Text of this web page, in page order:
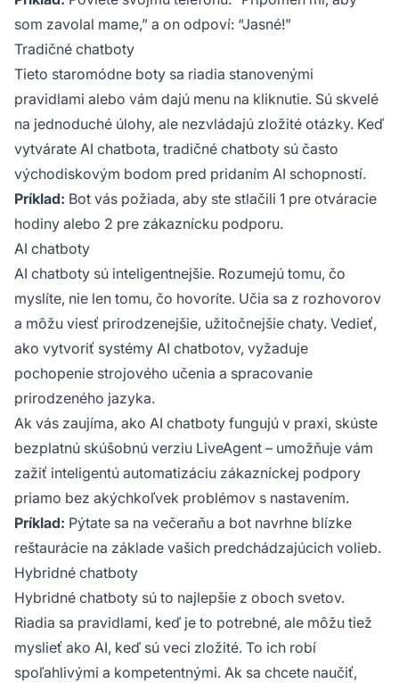
som zavolal mame,” a on odpoví: “Jasné!”
Tradičné chatboty
Tieto staromódne boty sa riadia stanovenými
pravidlami alebo vám dajú menu na kliknutie. Sú skvelé
na jednoduché úlohy, ale nezvládajú zložité otázky. Keď
vytvárate AI chatbota, tradičné chatboty sú často
východiskovým bodom pred pridaním AI schopností.
Príklad: Bot vás požiada, aby ste stlačili 1 pre otváracie
hodiny alebo 2 pre zákaznícku podporu.
AI chatboty
AI chatboty sú inteligentnejšie. Rozumejú tomu, čo
myslíte, nie len tomu, čo hovoríte. Učia sa z rozhovorov
a môžu viesť prirodzenejšie, užitočnejšie chaty. Vedieť,
ako vytvoriť systémy AI chatbotov, vyžaduje
pochopenie strojového učenia a spracovanie
prirodzeného jazyka.
Ak vás zaujíma, ako AI chatboty fungujú v praxi, skúste
bezplatnú skúšobnú verziu LiveAgent – umožňuje vám
zažiť inteligentú automatizáciu zákazníckej podpory
priamo bez akýchkoľvek problémov s nastavením.
Príklad: Pýtate sa na večeraňu a bot navrhne blízke
reštaurácie na základe vašich predchádzajúcich volieb.
Hybridné chatboty
Hybridné chatboty sú to najlepšie z oboch svetov.
Riadia sa pravidlami, keď je to potrebné, ale môžu tiež
myslieť ako AI, keď sú veci zložité. To ich robí
spoľahlivými a kompetentnými. Ak sa chcete naučiť,